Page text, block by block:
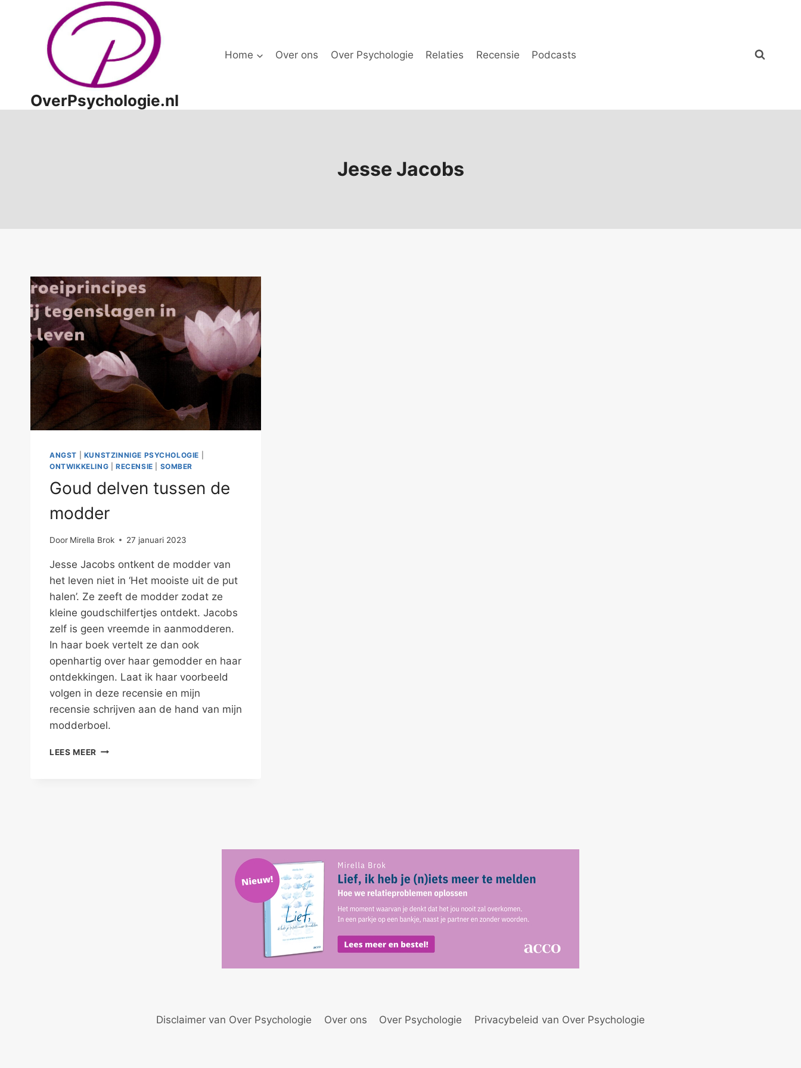
OverPsychologie.nl
Home Over ons Over Psychologie Relaties Recensie Podcasts
Jesse Jacobs
ANGST KUNSTZINNIGE PSYCHOLOGIE
ONTWIKKELING
RECENSIE SOMBER
Goud delven tussen de
modder
Door Mirella Brok 27 januari 2023
Jesse Jacobs ontkent de modder van
het leven niet in ‘Het mooiste uit de put
halen’. Ze zeeft de modder zodat ze
kleine goudschilfertjes ontdekt. Jacobs
zelf is geen vreemde in aanmodderen.
In haar boek vertelt ze dan ook
openhartig over haar gemodder en haar
ontdekkingen. Laat ik haar voorbeeld
volgen in deze recensie en mijn
recensie schrijven aan de hand van mijn
modderboel.
LEES MEER GOUD
Disclaimer van Over Psychologie Over ons Over Psychologie Privacybeleid van Over Psychologie